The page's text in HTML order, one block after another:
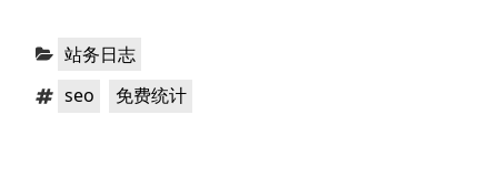
分 站务日志
标 seo ，免费统计